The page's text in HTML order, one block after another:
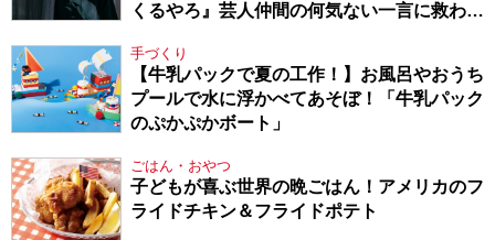
くるやろ』芸人仲間の何気ない一言に救われ
手づくり
【牛乳パックで夏の工作！】お風呂やおうち
プールで水に浮かべてあそぼ！「牛乳パック
のぷかぷかボート」
ごはん・おやつ
子どもが喜ぶ世界の晩ごはん！アメリカのフ
ライドチキン＆フライドポテト